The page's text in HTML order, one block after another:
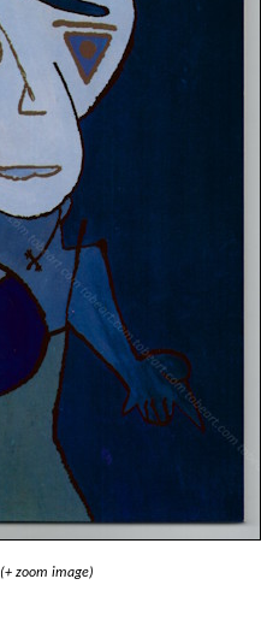
(+ zoom image)